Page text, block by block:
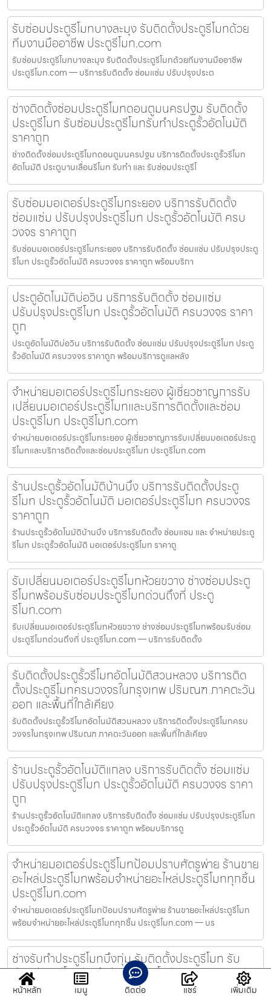
รับซ่อมประตูรีโมทบางละมุง รับติดตั้งประตูรีโมทด้วย
ทีมงานมืออาชีพ ประตูรีโมท.com
รับซ่อมประตูรีโมทบางละมุง รับติดตั้งประตูรีโมทด้วยทีมงานมืออาชีพ
ประตูรีโมท.com — บริการรับติดตั้ง ซ่อมแซ่ม ปรับปรุงประต
ช่างติดตั้งซ่อมประตูรีโมทดอนตูมนครปฐม รับติดตั้ง
ประตูรีโมท รับซ่อมประตูรีโมทรับทำประตูรั้วอัตโนมัติ
ราคาถูก
ช่างติดตั้งซ่อมประตูรีโมทดอนตูมนครปฐม บริการติดตั้งประตูรั้วรีโมท
อัตโนมัติ ประตูบานเลื่อนรีโมท รับทำ และ รับซ่อมประตูรีโ
รับซ่อมมอเตอร์ประตูรีโมทระยอง บริการรับติดตั้ง
ซ่อมแซ่ม ปรับปรุงประตูรีโมท ประตูรั้วอัตโนมัติ ครบ
วงจร ราคาถูก
รับซ่อมมอเตอร์ประตูรีโมทระยอง บริการรับติดตั้ง ซ่อมแซ่ม ปรับปรุงประตู
รีโมท ประตูรั้วอัตโนมัติ ครบวงจร ราคาถูก พร้อมบริกา
ประตูอัตโนมัติบ่อวิน บริการรับติดตั้ง ซ่อมแซ่ม
ปรับปรุงประตูรีโมท ประตูรั้วอัตโนมัติ ครบวงจร ราคา
ถูก
ประตูอัตโนมัติบ่อวิน บริการรับติดตั้ง ซ่อมแซ่ม ปรับปรุงประตูรีโมท ประตู
รั้วอัตโนมัติ ครบวงจร ราคาถูก พร้อมบริการดูแลหลัง
จำหน่ายมอเตอร์ประตูรีโมทระยอง ผู้เชี่ยวชาญการรับ
เปลี่ยนมอเตอร์ประตูรีโมทและบริการติดตั้งและซ่อม
ประตูรีโมท ประตูรีโมท.com
จำหน่ายมอเตอร์ประตูรีโมทระยอง ผู้เชี่ยวชาญการรับเปลี่ยนมอเตอร์ประตู
รีโมทและบริการติดตั้งและซ่อมประตูรีโมท ประตูรีโมท.com
ร้านประตูรั้วอัตโนมัติบ้านบึง บริการรับติดตั้งประตู
รีโมท ประตูรั้วอัตโนมัติ มอเตอร์ประตูรีโมท ครบวงจร
ราคาถูก
ร้านประตูรั้วอัตโนมัติบ้านบึง บริการรับติดตั้ง ซ่อมแซม และ จำหน่ายประตู
รีโมท ประตูรั้วอัตโนมัติ มอเตอร์ประตูรีโมท ราคาถู
รับเปลี่ยนมอเตอร์ประตูรีโมทห้วยขวาง ช่างซ่อมประตู
รีโมทพร้อมรับซ่อมประตูรีโมทด่วนถึงที่ ประตู
รีโมท.com
รับเปลี่ยนมอเตอร์ประตูรีโมทห้วยขวาง ช่างซ่อมประตูรีโมทพร้อมรับซ่อม
ประตูรีโมทด่วนถึงที่ ประตูรีโมท.com — บริการรับติดตั้ง
รับติดตั้งประตูรั้วรีโมทอัตโนมัติสวนหลวง บริการติด
ตั้งประตูรีโมทครบวงจรในกรุงเทพ ปริมณฑ ภาคตะวัน
ออก และพื้นที่ใกล้เคียง
รับติดตั้งประตูรั้วรีโมทอัตโนมัติสวนหลวง บริการติดตั้งประตูรีโมทครบ
วงจรในกรุงเทพ ปริมณฑ ภาคตะวันออก และพื้นที่ใกล้เคียง
ร้านประตูรั้วอัตโนมัติแกลง บริการรับติดตั้ง ซ่อมแซ่ม
ปรับปรุงประตูรีโมท ประตูรั้วอัตโนมัติ ครบวงจร ราคา
ถูก
ร้านประตูรั้วอัตโนมัติแกลง บริการรับติดตั้ง ซ่อมแซ่ม ปรับปรุงประตูรีโมท
ประตูรั้วอัตโนมัติ ครบวงจร ราคาถูก พร้อมบริการดู
จำหน่ายมอเตอร์ประตูรีโมทป้อมปราบศัตรูพ่าย ร้านขาย
อะไหล่ประตูรีโมทพร้อมจำหน่ายอะไหล่ประตูรีโมททุกชิ้น
ประตูรีโมท.com
จำหน่ายมอเตอร์ประตูรีโมทป้อมปราบศัตรูพ่าย ร้านขายอะไหล่ประตูรีโมท
พร้อมจำหน่ายอะไหล่ประตูรีโมททุกชิ้น ประตูรีโมท.com — บร
ช่างรับทำประตูรีโมทบึงกุ่ม รับติดตั้งประตูรีโมท รับ
ซ่อมประตูรีโมทรับทำประตูรั้วอัตโนมัติ ราคาถูก
ช่างรับทำประตูรีโมทบึงกุ่ม บริการติดตั้งประตูรั้วรีโมทอัตโนมัติ ประตูบาน
หน้าหลัก เมนู ติดต่อ แชร์ เพิ่มเติม